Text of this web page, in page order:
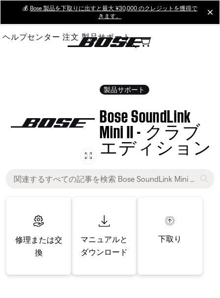
Main
💰 Bose 製品を下取りに出すと最大 ¥30,000 のクレジットを獲得で
きます。
ヘルプセンター 注文 製品サポート
製品サポート
Bose SoundLink
Mini II - クラブ
エディション
修理または交
換
マニュアルと
ダウンロード
下取り